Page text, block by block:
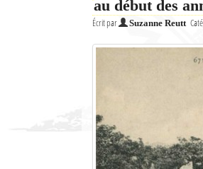
au début des
Écrit par Suzanne Reutt